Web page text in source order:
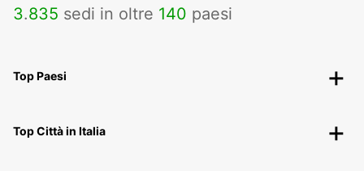
3.835 sedi in oltre 140 paesi
Top Paesi
Top Città in Italia